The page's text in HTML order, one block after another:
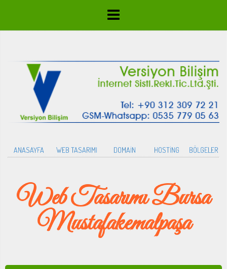
ANASAYFA WEB TASARIMI DOMAİN HOSTİNG BÖLGELER
Web Tasarımı Bursa
Mustafakemalpaşa